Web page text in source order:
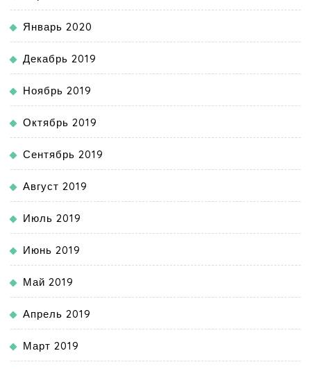
Январь 2020
Декабрь 2019
Ноябрь 2019
Октябрь 2019
Сентябрь 2019
Август 2019
Июль 2019
Июнь 2019
Май 2019
Апрель 2019
Март 2019